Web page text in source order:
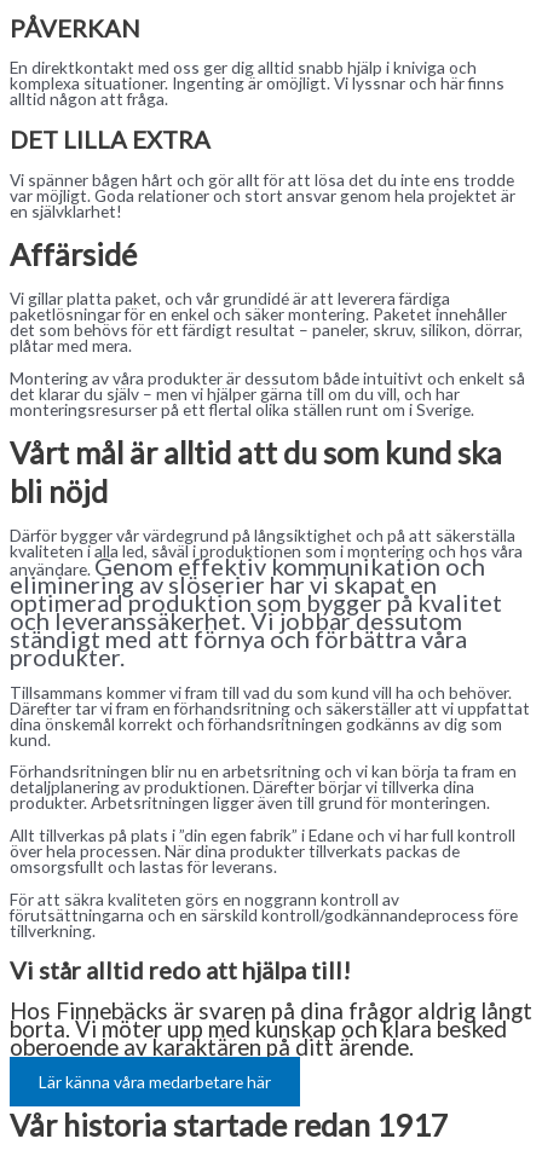
PÅVERKAN
En direktkontakt med oss ger dig alltid snabb hjälp i kniviga och
komplexa situationer. Ingenting är omöjligt. Vi lyssnar och här finns
alltid någon att fråga.
DET LILLA EXTRA
Vi spänner bågen hårt och gör allt för att lösa det du inte ens trodde
var möjligt. Goda relationer och stort ansvar genom hela projektet är
en självklarhet!
Affärsidé
Vi gillar platta paket, och vår grundidé är att leverera färdiga
paketlösningar för en enkel och säker montering. Paketet innehåller
det som behövs för ett färdigt resultat – paneler, skruv, silikon, dörrar,
plåtar med mera.
Montering av våra produkter är dessutom både intuitivt och enkelt så
det klarar du själv – men vi hjälper gärna till om du vill, och har
monteringsresurser på ett flertal olika ställen runt om i Sverige.
Vårt mål är alltid att du som kund ska
bli nöjd
Därför bygger vår värdegrund på långsiktighet och på att säkerställa
kvaliteten i alla led, såväl i produktionen som i montering och hos våra
användare. Genom effektiv kommunikation och
eliminering av slöserier har vi skapat en
optimerad produktion som bygger på kvalitet
och leveranssäkerhet. Vi jobbar dessutom
ständigt med att förnya och förbättra våra
produkter.
Tillsammans kommer vi fram till vad du som kund vill ha och behöver.
Därefter tar vi fram en förhandsritning och säkerställer att vi uppfattat
dina önskemål korrekt och förhandsritningen godkänns av dig som
kund.
Förhandsritningen blir nu en arbetsritning och vi kan börja ta fram en
detaljplanering av produktionen. Därefter börjar vi tillverka dina
produkter. Arbetsritningen ligger även till grund för monteringen.
Allt tillverkas på plats i ”din egen fabrik” i Edane och vi har full kontroll
över hela processen. När dina produkter tillverkats packas de
omsorgsfullt och lastas för leverans.
För att säkra kvaliteten görs en noggrann kontroll av
förutsättningarna och en särskild kontroll/godkännandeprocess före
tillverkning.
Vi står alltid redo att hjälpa till!
Hos Finnebäcks är svaren på dina frågor aldrig långt
borta. Vi möter upp med kunskap och klara besked
oberoende av karaktären på ditt ärende.
Lär känna våra medarbetare här
Vår historia startade redan 1917